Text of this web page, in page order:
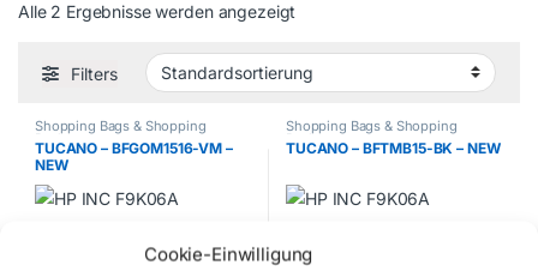
Cookie-Einwilligung
Alle 2 Ergebnisse werden angezeigt
Filters
Shopping Bags & Shopping
Baskets
TUCANO – BFGOM1516-VM –
NEW
Shopping Bags & Shopping
Baskets
TUCANO – BFTMB15-BK – NEW
34,65